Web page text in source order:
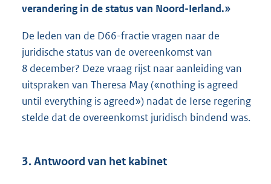
verandering in de status van Noord-Ierland.»
De leden van de D66-fractie vragen naar de
juridische status van de overeenkomst van
8 december? Deze vraag rijst naar aanleiding van
uitspraken van Theresa May («nothing is agreed
until everything is agreed») nadat de Ierse regering
stelde dat de overeenkomst juridisch bindend was.
3. Antwoord van het kabinet